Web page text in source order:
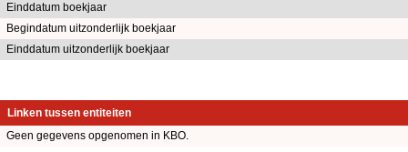
Einddatum boekjaar
Begindatum uitzonderlijk boekjaar
Einddatum uitzonderlijk boekjaar
Linken tussen entiteiten
Geen gegevens opgenomen in KBO.